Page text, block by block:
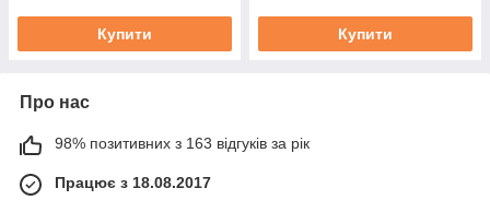
Купити Купити
Про нас
98% позитивних з 163 відгуків за рік
Працює з 18.08.2017